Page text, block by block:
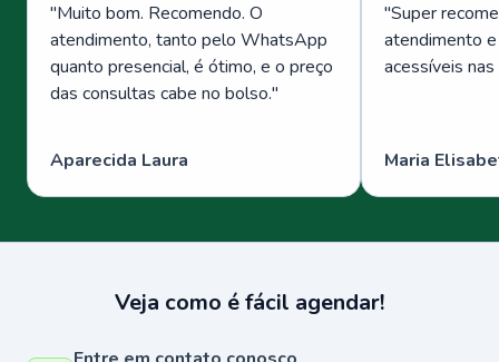
"Muito bom. Recomendo. O
atendimento, tanto pelo WhatsApp
quanto presencial, é ótimo, e o preço
das consultas cabe no bolso."
Aparecida Laura
"Super
atendimento
acessíveis
Maria
Veja como é fácil agendar!